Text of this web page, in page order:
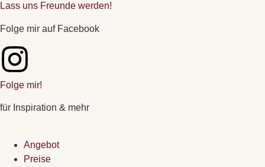
Lass uns Freunde werden!
Folge mir auf Facebook
Folge mir!
für Inspiration & mehr
Angebot
Preise